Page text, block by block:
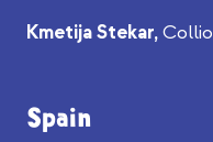
Kmetija Stekar,Collio
Spain